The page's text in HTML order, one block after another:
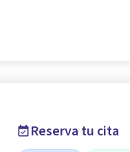
Reserva tu cita